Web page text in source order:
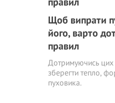
Щоб випрати
його, варто
правил
Дотримуючись
зберегти тепло,
пуховика.